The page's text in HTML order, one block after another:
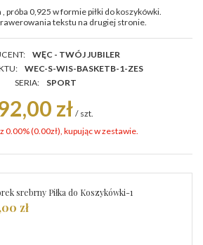
próba 0,925 w formie piłki do koszykówki.
tekstu na drugiej stronie.
WĘC - TWÓJ JUBILER
WEC-S-WIS-BASKETB-1-ZES
SERIA:
SPORT
zł / szt.
0.00% (0.00zł), kupując w zestawie.
srebrny Piłka do Koszykówki-1
zł